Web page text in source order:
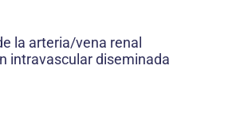
la arteria/vena renal
intravascular diseminada